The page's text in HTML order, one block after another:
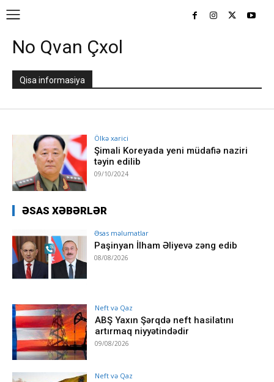
No Qvan Çxol
Qisa informasiya
Ölkə xarici
Şimali Koreyada yeni müdafiə naziri
təyin edilib
09/10/2024
ƏSAS XƏBƏRLƏR
Əsas məlumatlar
Paşinyan İlham Əliyevə zəng edib
08/08/2026
Neft və Qaz
ABŞ Yaxın Şərqdə neft hasilatını
artırmaq niyyətindədir
09/08/2026
Neft və Qaz